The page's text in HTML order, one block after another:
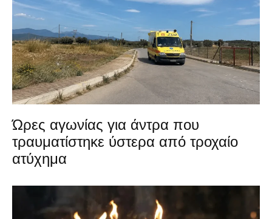
Ώρες αγωνίας για άντρα που
τραυματίστηκε ύστερα από τροχαίο
ατύχημα